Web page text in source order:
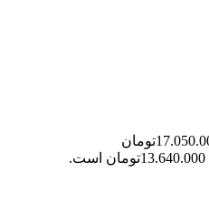
قیمت اصلی 17.050.000تومان